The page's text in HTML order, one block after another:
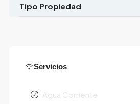
Tipo Propiedad
Servicios
Agua Corriente